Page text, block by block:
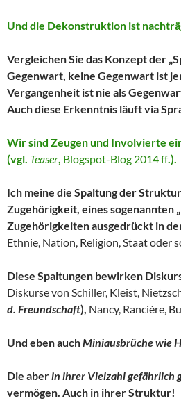
Und die Dekonstruktion ist
Vergleichen Sie das Konzept der
Gegenwart, keine Gegenwart ist
Vergangenheit ist nie als
Auch diese Erkenntnis läuft via
Wir sind Zeugen und Involvierte
(vgl. Teaser, Blogspot-Blog 2014 ff.).
Ich meine die Spaltung der
Zugehörigkeit, eines sogenannten
Zugehörigkeiten ausgedrückt in
Ethnie, Nation, Religion, Staat oder
Diese Spaltungen bewirken
Diskurse von Schiller, Kleist,
d. Freundschaft), Nancy, Rancière,
Und eben auchMiniausbrüche wie
Die aberin ihrer Vielzahl gefährlich
vermögen. Auch in ihrer Struktur!